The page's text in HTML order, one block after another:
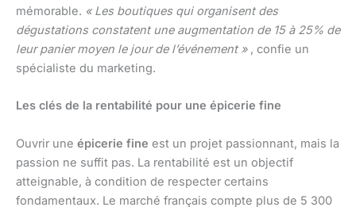
mémorable. « Les boutiques qui organisent des
dégustations constatent une augmentation de 15 à 25% de
leur panier moyen le jour de l’événement », confie un
spécialiste du marketing.
Les clés de la rentabilité pour une épicerie fine
Ouvrir une épicerie fine est un projet passionnant, mais la
passion ne suffit pas. La rentabilité est un objectif
atteignable, à condition de respecter certains
fondamentaux. Le marché français compte plus de 5 300